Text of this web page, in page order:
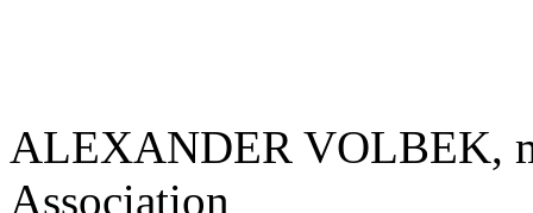
ALEXANDER VOLBEK,
Association